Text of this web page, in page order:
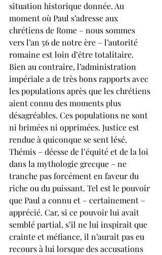
situation historique donnée. Au
moment où Paul s’adresse aux
chrétiens de Rome – nous sommes
vers l’an 56 de notre ère – l’autorité
romaine est loin d’être totalitaire.
Bien au contraire, l’administration
impériale a de très bons rapports avec
les populations après que les chrétiens
aient connu des moments plus
désagréables. Ces populations ne sont
ni brimées ni opprimées. Justice est
rendue à quiconque se sent lésé.
Thémis – déesse de l’équité et de la loi
dans la mythologie grecque – ne
tranche pas forcément en faveur du
riche ou du puissant. Tel est le pouvoir
que Paul a connu et – certainement –
apprécié. Car, si ce pouvoir lui avait
semblé partial, s’il ne lui inspirait que
crainte et méfiance, il n’aurait pas eu
recours à lui lorsque des accusations